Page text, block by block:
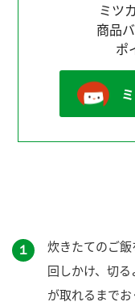
ミツ
商品
ポ
１
炊きたてのご
回しかけ、切
が取れるまでお